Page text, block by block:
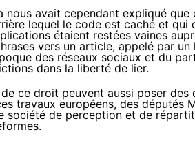
nous avait cependant expliqué que
lequel le code est caché et
étaient restées vaines
vers un article, appelé par
des réseaux sociaux et du
dans la liberté de lier.
ce droit peuvent aussi poser des
travaux européens, des députés
société de perception et de